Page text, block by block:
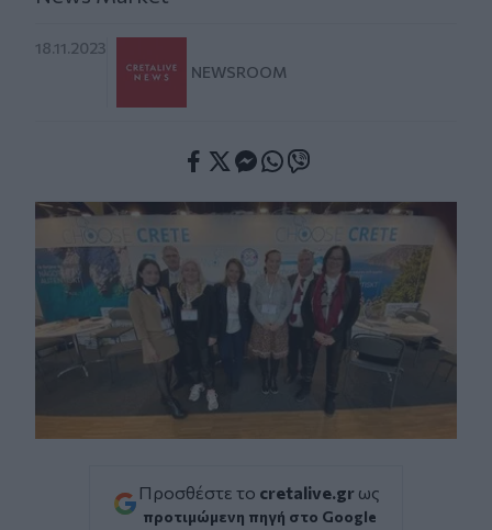
18.11.2023
NEWSROOM
Προσθέστε το cretalive.gr ως
προτιμώμενη πηγή στο Google